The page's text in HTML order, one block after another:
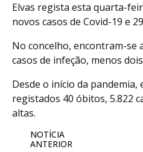
Elvas regista esta quarta-
novos casos de Covid-19 e
No concelho, encontram-se
casos de infeção, menos
Desde o início da pandemia,
registados 40 óbitos, 5.822
altas.
NOTÍCIA
ANTERIOR